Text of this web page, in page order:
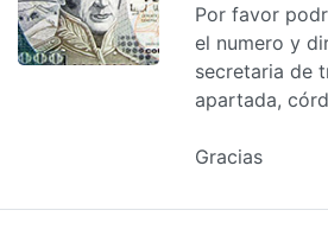
Por favor
el numero y
secretaria de
apartada,
Gracias